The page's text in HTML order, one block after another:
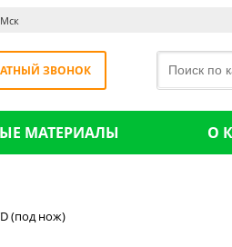
ЗВОНОК
МАТЕРИАЛЫ О
(под нож)